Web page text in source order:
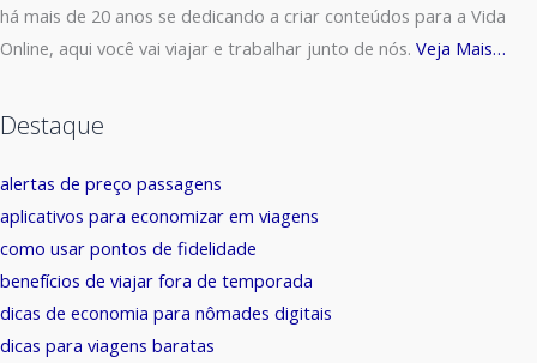
há mais de 20 anos se dedicando a criar conteúdos para a Vida
Online, aqui você vai viajar e trabalhar junto de nós. Veja Mais…
Destaque
alertas de preço passagens
aplicativos para economizar em viagens
como usar pontos de fidelidade
benefícios de viajar fora de temporada
dicas de economia para nômades digitais
dicas para viagens baratas